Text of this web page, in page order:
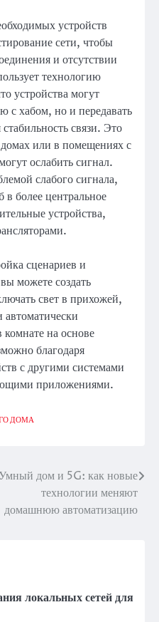
устройств
сети, чтобы
и отсутствии
технологию
устройства могут
с хабом, но и передавать
связи. Это
или в помещениях с
ослабить сигнал.
слабого сигнала,
в более центральное
устройства,
сценариев и
можете создать
свет в прихожей,
комнате на основе
благодаря
с другими системами
приложениями.
ДОМА
дом и 5G: как новые
технологии меняют
домашнюю автоматизацию
локальных сетей для